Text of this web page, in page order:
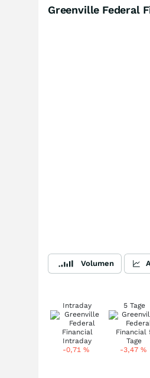
Greenville Federal
Volumen
Intraday
-0,71%
5 Tage
-3,47 %